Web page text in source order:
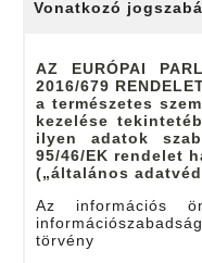
Vonatkozó
AZ EURÓPAI
2016/679
a természetes
kezelése
ilyen adatok
95/46/EK rendelet
(„általános
Az információs
törvény